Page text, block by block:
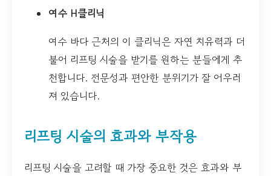
여수 H클리닉
여수 바다 근처의 이 클리닉은 자연 치유력과 더
불어 리프팅 시술을 받기를 원하는 분들에게 추
천합니다. 전문성과 편안한 분위기가 잘 어우러
져 있습니다.
리프팅 시술의 효과와 부작용
리프팅 시술을 고려할 때 가장 중요한 것은 효과와 부